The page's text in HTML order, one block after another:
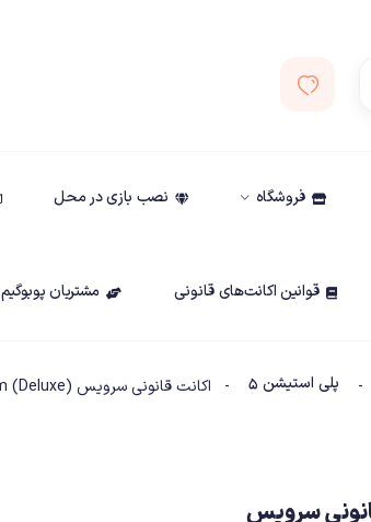
فروشگاه نصب بازی در محل
قوانین اکانت‌های قانونی مشتریان پوبوگیم
- پلی استیشن ۵ - اکانت قانونی سرویس (Playstation Plus Premium (Deluxe یکساله ظرفیت کامل
سرویس